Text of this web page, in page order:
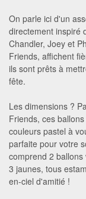
On parle ici d'un
directement inspiré
Chandler, Joey et
Friends, affichent
ils sont prêts à
fête.
Les dimensions ?
Friends, ces
couleurs pastel à
parfaite pour votre
comprend 2
3 jaunes, tous
en-ciel d'amitié !